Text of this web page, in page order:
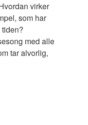
virker
som har
med alle
tar alvorlig,